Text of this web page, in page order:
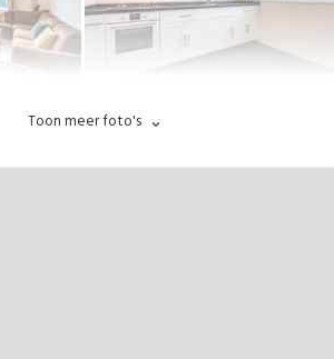
Toon meer foto's